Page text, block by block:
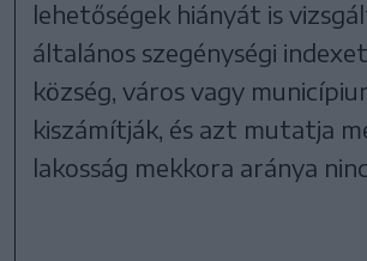
lehetőségek hiányát is
általános szegénységi
község, város vagy
kiszámítják, és azt mutatja
lakosság mekkora aránya